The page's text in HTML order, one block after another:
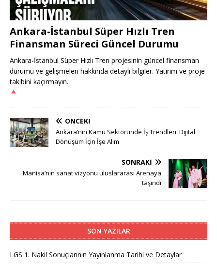
Ankara-İstanbul Süper Hızlı Tren
Finansman Süreci Güncel Durumu
Ankara-İstanbul Süper Hızlı Tren projesinin güncel finansman
durumu ve gelişmeleri hakkında detaylı bilgiler. Yatırım ve proje
takibini kaçırmayın.
ÖNCEKI
Ankara’nın Kamu Sektöründe İş Trendleri: Dijital
Dönüşüm İçin İşe Alım
SONRAKI
Manisa’nın sanat vizyonu uluslararası Arenaya
taşındı
SON YAZILAR
LGS 1. Nakil Sonuçlarının Yayınlanma Tarihi ve Detaylar